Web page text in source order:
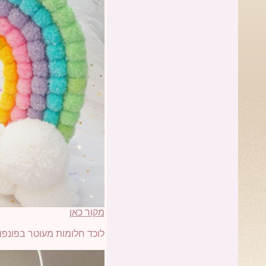
מקור כאן
לוכד חלומות מעוטר